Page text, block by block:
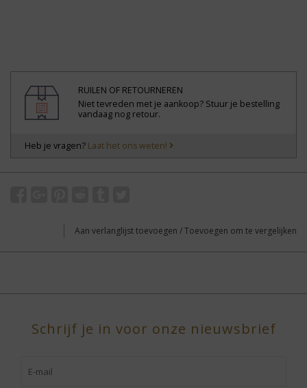
RUILEN OF RETOURNEREN
Niet tevreden met je aankoop? Stuur je bestelling
vandaag nog retour.
Heb je vragen? Laat het ons weten!
Aan verlanglijst toevoegen /Toevoegen om te vergelijken
Schrijf je in voor onze nieuwsbrief